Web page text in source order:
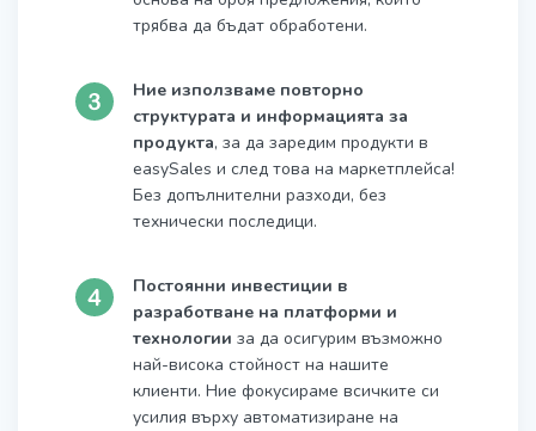
трябва да бъдат обработени.
Ние използваме повторно
структурата и информацията за
продукта, за да заредим продукти в
easySales и след това на маркетплейса!
Без допълнителни разходи, без
технически последици.
Постоянни инвестиции в
разработване на платформи и
технологии за да осигурим възможно
най-висока стойност на нашите
клиенти. Ние фокусираме всичките си
усилия върху автоматизиране на